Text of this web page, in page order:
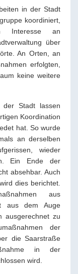
in der Stadt
koordiniert,
Interesse an
über
An Orten, an
erfolgten,
keine weitere
der Stadt lassen
Koordination
hat. So wurde
an derselben
wieder
Ein Ende der
absehbar. Auch
dies berichtet.
aus
aus dem Auge
ausgerechnet zu
der
die Saarstraße
in der
wird.